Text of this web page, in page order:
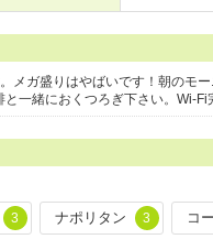
メガ盛りはやばいです！朝のモ
一緒におくつろぎ下さい。Wi-Fi
3 ナポリタン 3 コ